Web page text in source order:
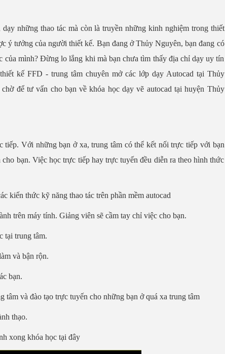
những thao tác mà còn là truyền những kinh nghiệm trong thiết
ý tưởng của người thiết kế. Bạn đang ở Thủy Nguyên, bạn đang có
của mình? Đừng lo lắng khi mà bạn chưa tìm thấy địa chỉ dạy uy tín
kế FFD - trung tâm chuyên mở các lớp dạy Autocad tại Thủy
để tư vấn cho bạn về khóa học dạy vẽ autocad tại huyện Thủy
tiếp. Với những bạn ở xa, trung tâm có thể kết nối trực tiếp với bạn
bạn. Việc học trực tiếp hay trực tuyến đều diễn ra theo hình thức
kiến thức kỹ năng thao tác trên phần mềm autocad
trên máy tính. Giảng viên sẽ cầm tay chỉ việc cho bạn.
tại trung tâm.
và bận rộn.
bạn.
tâm và đào tạo trực tuyến cho những bạn ở quá xa trung tâm
thạo.
xong khóa học tại đây